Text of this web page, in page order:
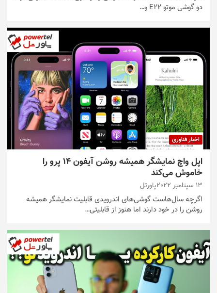
دو گوشی موتو E22 و…
اخبار فناوری
اپل واچ نمایشگر همیشه روشن آیفون 14 پرو را
خاموش می‌کند
13 سپتامبر 2022 پاورتل
اگرچه سال‌هاست گوشی‌های اندرویدی قابلیت نمایشگر همیشه
روشن را در خود دارند اما هنوز از قابلیتی…